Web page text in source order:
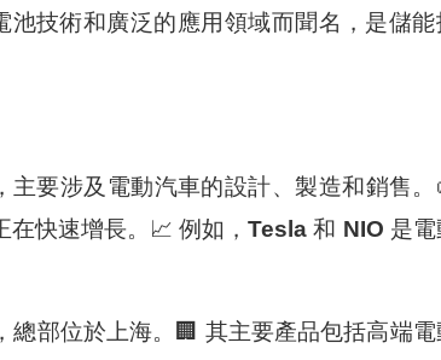
技術和廣泛的應用領域而聞名，是儲能
要涉及電動汽車的設計、製造和銷售。
在快速增長。📈 例如，Tesla 和 NIO 是電
部位於上海。🏢 其主要產品包括高端電